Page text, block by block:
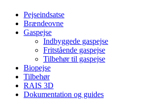
Pejseindsatse
Brændeovne
Gaspejse
Indbyggede gaspejse
Fritstående gaspejse
Tilbehør til gaspejse
Biopejse
Tilbehør
RAIS 3D
Dokumentation og guides